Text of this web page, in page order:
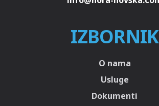
IZBORNIK
O nama
Usluge
Dokumenti